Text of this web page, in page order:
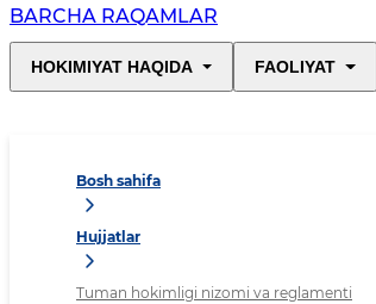
BARCHA RAQAMLAR
HOKIMIYAT HAQIDA FAOLIYAT
Bosh sahifa
Hujjatlar
Tuman hokimligi nizomi va reglamenti